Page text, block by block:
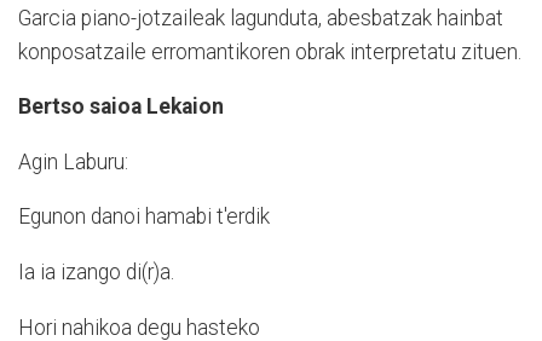
Garcia piano-jotzaileak lagunduta, abesbatzak hainbat
konposatzaile erromantikoren obrak interpretatu zituen.
Bertso saioa Lekaion
Agin Laburu:
Egunon danoi hamabi t'erdik
Ia ia izango di(r)a.
Hori nahikoa degu hasteko